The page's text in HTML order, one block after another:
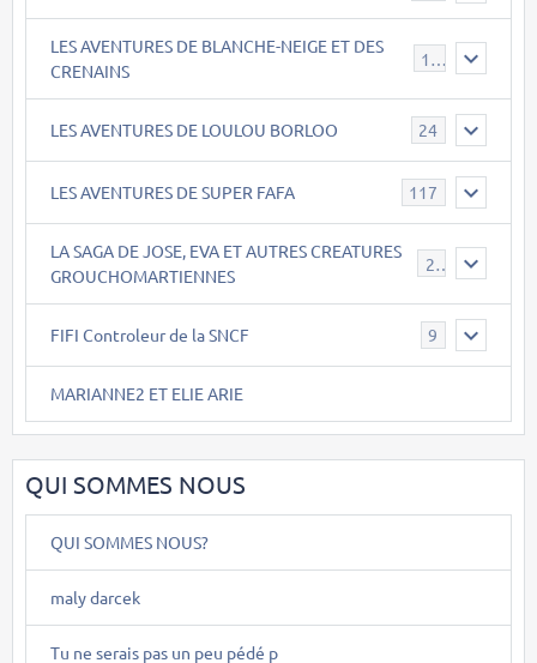
LES AVENTURES DE BLANCHE-NEIGE ET DES
CRENAINS
17
LES AVENTURES DE LOULOU BORLOO 24
LES AVENTURES DE SUPER FAFA 117
LA SAGA DE JOSE, EVA ET AUTRES CREATURES
GROUCHOMARTIENNES
26
FIFI Controleur de la SNCF 9
MARIANNE2 ET ELIE ARIE
QUI SOMMES NOUS
QUI SOMMES NOUS?
maly darcek
Tu ne serais pas un peu pédé p